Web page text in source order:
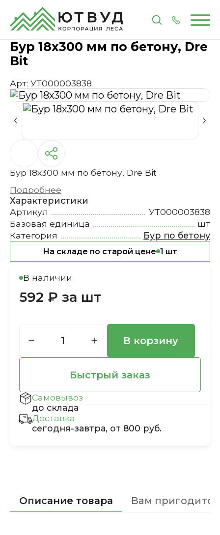
ГлавнаяКаталогИнструменты и расходные
Бур 18х300 мм по бетону, Dre
Bit
Арт: УТ000003838
Бур 18х300 мм по бетону, Dre Bit
Подробнее
Характеристики
Артикул
УТ000003838
Базовая единица
шт
Категория
Бур по бетону
На складе по старой цене 1 шт
В наличии
592 ₽ за шт
В корзину
Быстрый заказ
Самовывоз
до склада
Доставка
сегодня-завтра, от 800 руб.
Описание товара Вам пригодится